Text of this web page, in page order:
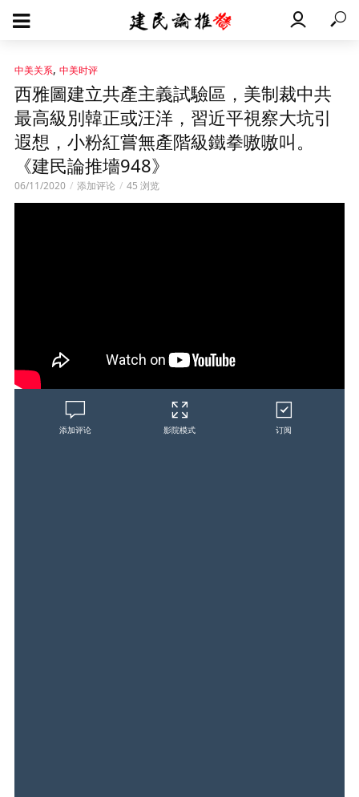
中美关系, 中美时评
西雅圖建立共產主義試驗區，美制裁中共
最高級別韓正或汪洋，習近平視察大坑引
遐想，小粉紅嘗無產階級鐵拳嗷嗷叫。
《建民論推墻948》
06/11/2020 添加评论 45 浏览
添加评论 影院模式 订阅